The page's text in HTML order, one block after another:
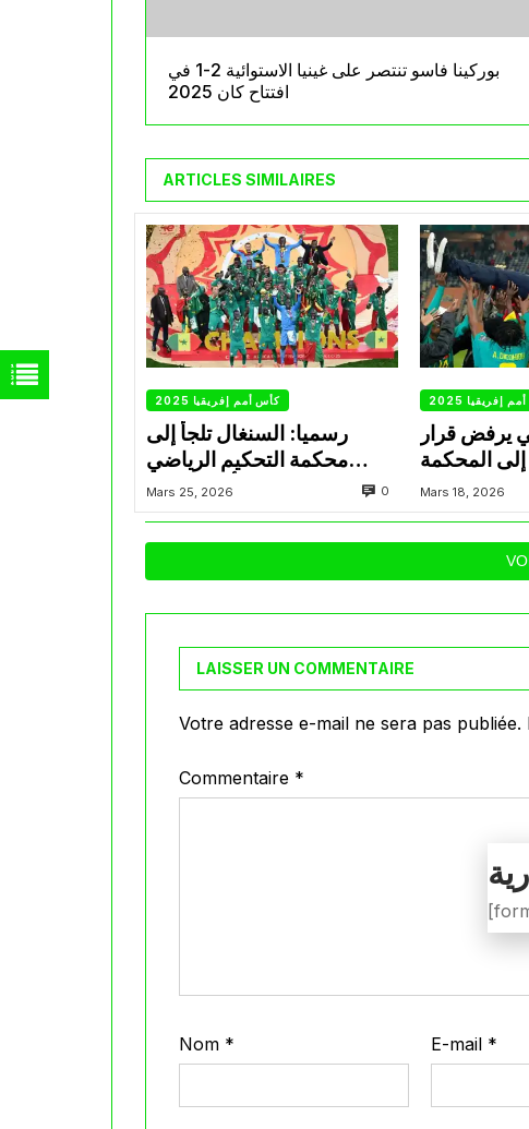
بوركينا فاسو تنتصر على غينيا الاستوائية 2-1 في
افتتاح كان 2025
ARTICLES SIMILAIRES
كأس أمم إفريقيا 2025
رسميا: السنغال تلجأ إلى
محكمة التحكيم الرياضي
للطعن ضد سحب كأس إفريقيا
منها
Mars 25, 2026 0
إفريقيا 2025
يرفض قرار
إلى المحكمة
الرياضية
Mars 18, 2026
LAISSER UN COMMENTAIRE
Votre adresse e-mail ne sera pas publiée.
Commentaire *
Nom * E-mail *